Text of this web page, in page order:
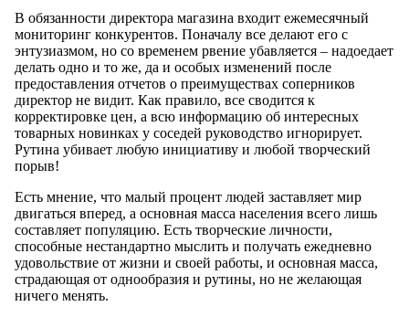
В обязанности директора магазина входит ежемесячный
мониторинг конкурентов. Поначалу все делают его с
энтузиазмом, но со временем рвение убавляется – надоедает
делать одно и то же, да и особых изменений после
предоставления отчетов о преимуществах соперников
директор не видит. Как правило, все сводится к
корректировке цен, а всю информацию об интересных
товарных новинках у соседей руководство игнорирует.
Рутина убивает любую инициативу и любой творческий
порыв!
Есть мнение, что малый процент людей заставляет мир
двигаться вперед, а основная масса населения всего лишь
составляет популяцию. Есть творческие личности,
способные нестандартно мыслить и получать ежедневно
удовольствие от жизни и своей работы, и основная масса,
страдающая от однообразия и рутины, но не желающая
ничего менять.